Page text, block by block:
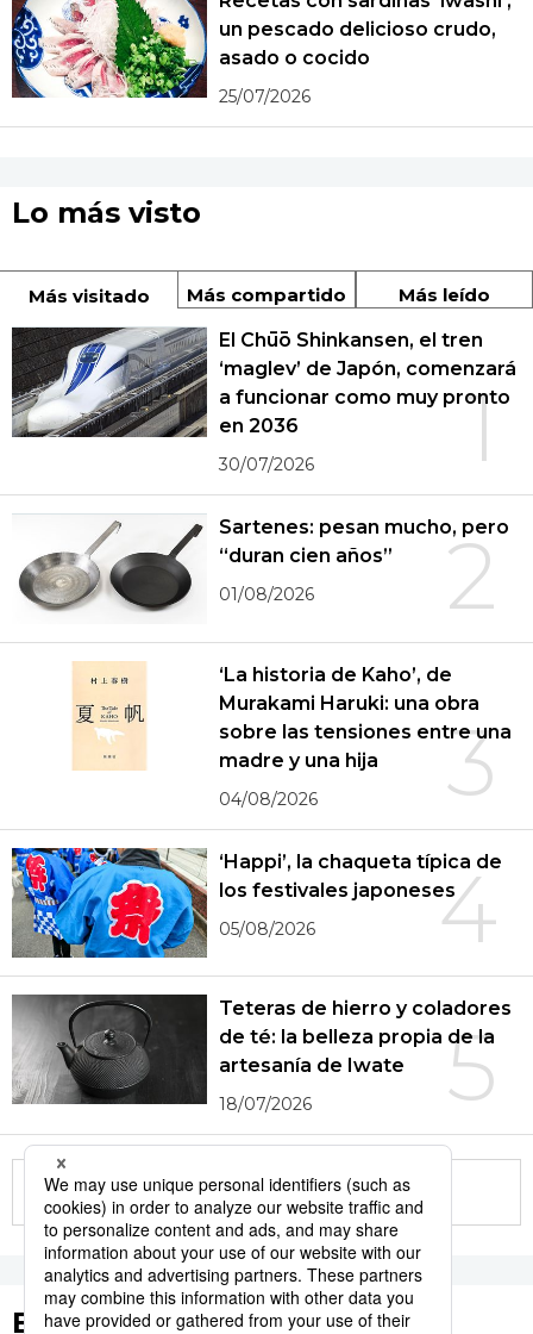
un pescado delicioso crudo,
asado o cocido
25/07/2026
Lo más visto
Más visitado Más compartido Más leído
1
El Chūō Shinkansen, el tren
‘maglev’ de Japón, comenzará
a funcionar como muy pronto
en 2036
30/07/2026
2
Sartenes: pesan mucho, pero
“duran cien años”
01/08/2026
3
‘La historia de Kaho’, de
Murakami Haruki: una obra
sobre las tensiones entre una
madre y una hija
04/08/2026
4
‘Happi’, la chaqueta típica de
los festivales japoneses
05/08/2026
5
Teteras de hierro y coladores
de té: la belleza propia de la
artesanía de Iwate
18/07/2026
More in this series
Etiquetas destacadas